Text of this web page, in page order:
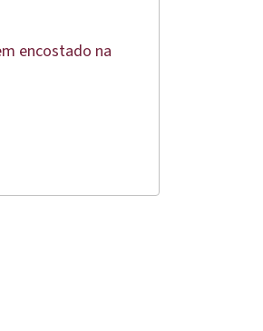
encostado na